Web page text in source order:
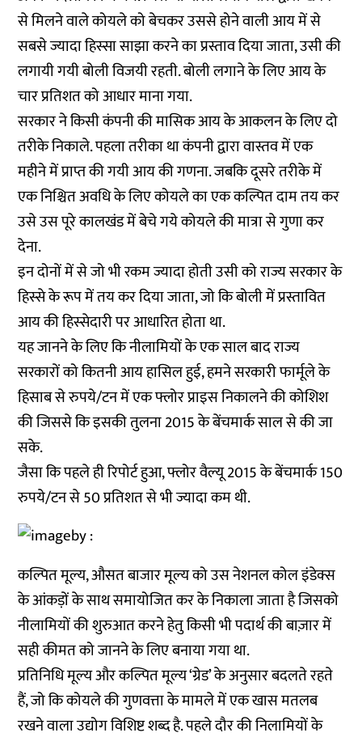
से मिलने वाले कोयले को बेचकर उससे होने वाली आय में से
सबसे ज्यादा हिस्सा साझा करने का प्रस्ताव दिया जाता, उसी की
लगायी गयी बोली विजयी रहती. बोली लगाने के लिए आय के
चार प्रतिशत को आधार माना गया.
सरकार ने किसी कंपनी की मासिक आय के आकलन के लिए दो
तरीके निकाले. पहला तरीका था कंपनी द्वारा वास्तव में एक
महीने में प्राप्त की गयी आय की गणना. जबकि दूसरे तरीके में
एक निश्चित अवधि के लिए कोयले का एक कल्पित दाम तय कर
उसे उस पूरे कालखंड में बेचे गये कोयले की मात्रा से गुणा कर
देना.
इन दोनों में से जो भी रकम ज्यादा होती उसी को राज्य सरकार के
हिस्से के रूप में तय कर दिया जाता, जो कि बोली में प्रस्तावित
आय की हिस्सेदारी पर आधारित होता था.
यह जानने के लिए कि नीलामियों के एक साल बाद राज्य
सरकारों को कितनी आय हासिल हुई, हमने सरकारी फार्मूले के
हिसाब से रुपये/टन में एक फ्लोर प्राइस निकालने की कोशिश
की जिससे कि इसकी तुलना 2015 के बेंचमार्क साल से की जा
सके.
जैसा कि पहले ही रिपोर्ट हुआ, फ्लोर वैल्यू 2015 के बेंचमार्क 150
रुपये/टन से 50 प्रतिशत से भी ज्यादा कम थी.
कल्पित मूल्य, औसत बाजार मूल्य को उस नेशनल कोल इंडेक्स
के आंकड़ों के साथ समायोजित कर के निकाला जाता है जिसको
नीलामियों की शुरुआत करने हेतु किसी भी पदार्थ की बाज़ार में
सही कीमत को जानने के लिए बनाया गया था.
प्रतिनिधि मूल्य और कल्पित मूल्य ‘ग्रेड’ के अनुसार बदलते रहते
हैं, जो कि कोयले की गुणवत्ता के मामले में एक खास मतलब
रखने वाला उद्योग विशिष्ट शब्द है. पहले दौर की निलामियों के